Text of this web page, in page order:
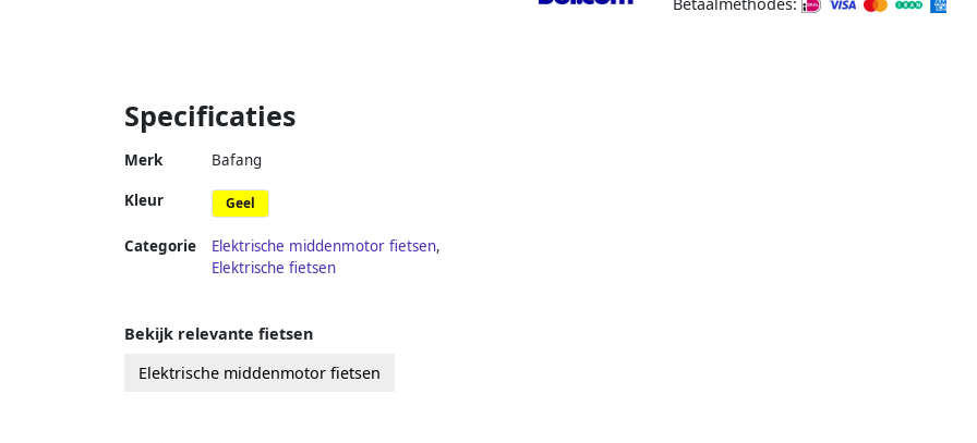
Specificaties
Merk Bafang
Kleur Geel
Categorie Elektrische middenmotor fietsen,
Elektrische fietsen
Bekijk relevante fietsen
Elektrische middenmotor fietsen